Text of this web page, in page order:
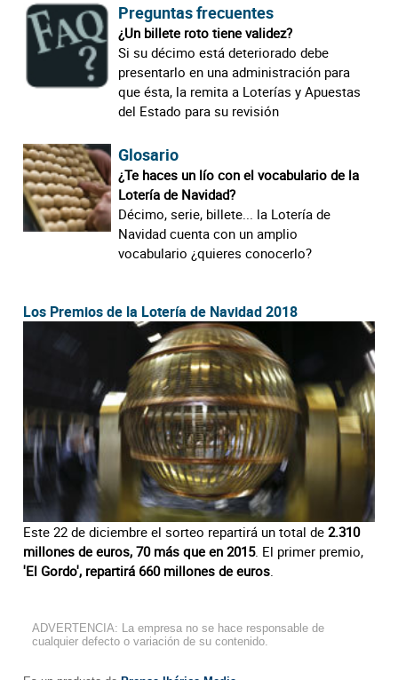
Preguntas frecuentes
¿Un billete roto tiene validez?
Si su décimo está deteriorado debe
presentarlo en una administración para
que ésta, la remita a Loterías y Apuestas
del Estado para su revisión
Glosario
¿Te haces un lío con el vocabulario de la
Lotería de Navidad?
Décimo, serie, billete... la Lotería de
Navidad cuenta con un amplio
vocabulario ¿quieres conocerlo?
Los Premios de la Lotería de Navidad 2018
Este 22 de diciembre el sorteo repartirá un total de 2.310
millones de euros, 70 más que en 2015. El primer premio,
'El Gordo', repartirá 660 millones de euros
ADVERTENCIA: La empresa no se hace responsable de
cualquier defecto o variación de su contenido.